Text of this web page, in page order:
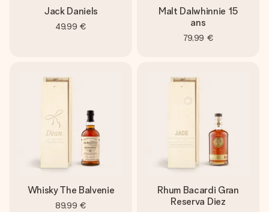
Jack Daniels
49,99 €
Malt Dalwhinnie 15
ans
79,99 €
Whisky The Balvenie
89,99 €
Rhum Bacardi Gran
Reserva Diez